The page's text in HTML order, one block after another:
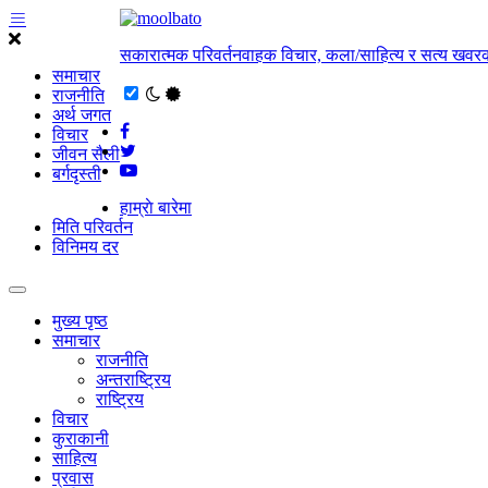
समाचार
राजनीति
अर्थ जगत
विचार
जीवन सैली
बर्गदृस्ती
सकारात्मक परिवर्तनवाहक विचार, कला/साहित्य र सत्य
हाम्राे बारेमा
मिति परिवर्तन
विनिमय दर
मुख्य पृष्ठ
समाचार
राजनीति
अन्तराष्ट्रिय
राष्ट्रिय
विचार
कुराकानी
साहित्य
प्रवास